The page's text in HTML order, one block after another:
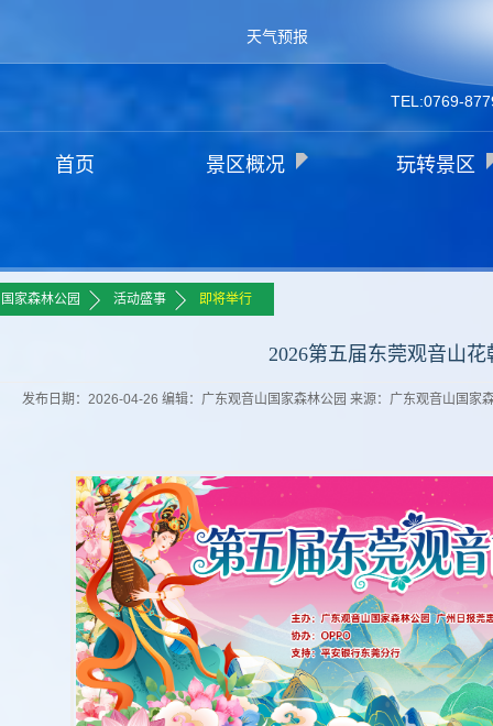
天气预报
TEL:0769-
首页 景区概况 玩转景区
家森林公园 >> 活动盛事 >> 即将举行
2026第五届东莞观音山花
发布日期：2026-04-26 编辑：广东观音山国家森林公园 来源：广东观音山国家